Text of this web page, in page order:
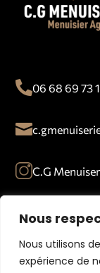
Nous
Nous utilisons
expérience de
06 68 69 73

C.G
33 avenue de
Lundi-